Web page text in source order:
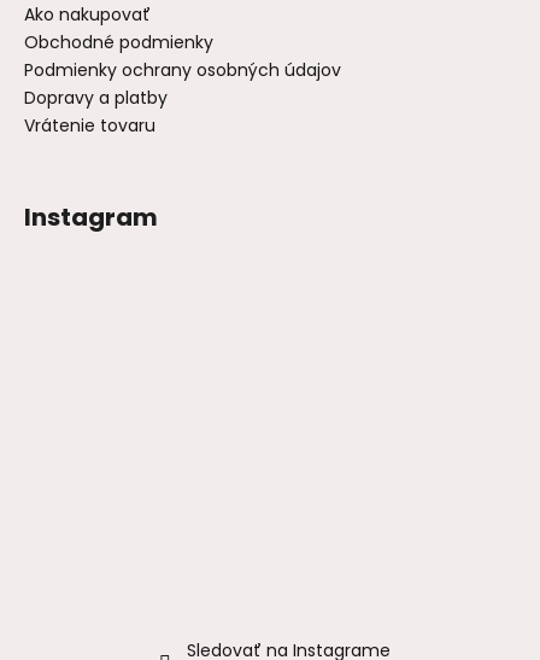
Ako nakupovať
Obchodné podmienky
Podmienky ochrany osobných údajov
Dopravy a platby
Vrátenie tovaru
Instagram
Sledovať na Instagrame